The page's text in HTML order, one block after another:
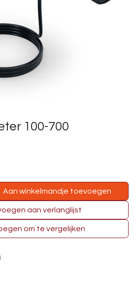
100-700
Aan winkelmandje toevoegen
om te vergelijken
aan verlanglijst